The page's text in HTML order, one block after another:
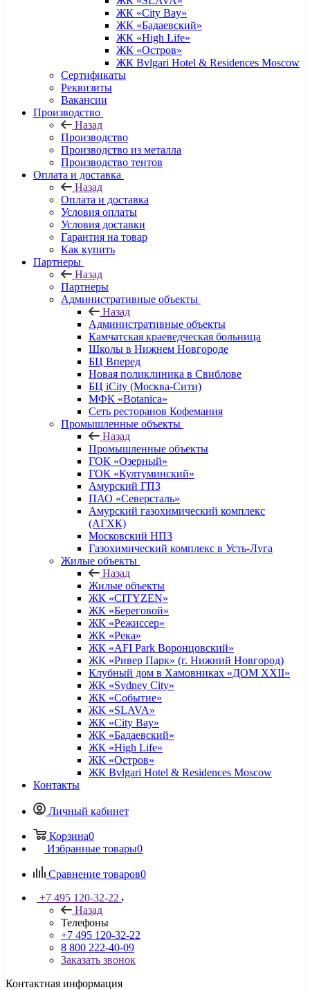
ЖК «City Bay»
ЖК «Бадаевский»
ЖК «High Life»
ЖК «Остров»
ЖК Bvlgari Hotel & Residences Moscow
Сертификаты
Реквизиты
Вакансии
Производство
Назад
Производство
Производство из металла
Производство тентов
Оплата и доставка
Назад
Оплата и доставка
Условия оплаты
Условия доставки
Гарантия на товар
Как купить
Партнеры
Назад
Партнеры
Административные объекты
Назад
Административные объекты
Камчатская краеведческая больница
Школы в Нижнем Новгороде
БЦ Вперед
Новая поликлиника в Свиблове
БЦ iCity (Москва-Сити)
МФК «Botanica»
Сеть ресторанов Кофемания
Промышленные объекты
Назад
Промышленные объекты
ГОК «Озерный»
ГОК «Култуминский»
Амурский ГПЗ
ПАО «Северсталь»
Амурский газохимический комплекс
(АГХК)
Московский НПЗ
Газохимический комплекс в Усть-Луга
Жилые объекты
Назад
Жилые объекты
ЖК «CITYZEN»
ЖК «Береговой»
ЖК «Режиссер»
ЖК «Река»
ЖК «AFI Park Воронцовский»
ЖК «Ривер Парк» (г. Нижний Новгород)
Клубный дом в Хамовниках «ДОМ XXII»
ЖК «Sydney City»
ЖК «Событие»
ЖК «SLAVA»
ЖК «City Bay»
ЖК «Бадаевский»
ЖК «High Life»
ЖК «Остров»
ЖК Bvlgari Hotel & Residences Moscow
Контакты
Личный кабинет
Корзина0
Избранные товары0
Сравнение товаров0
+7 495 120-32-22
Назад
Телефоны
+7 495 120-32-22
8 800 222-40-09
Заказать звонок
Контактная информация